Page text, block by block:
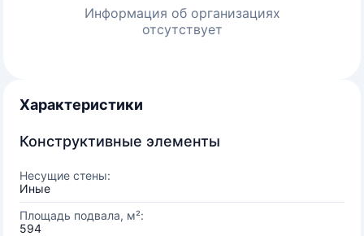
Информация об организациях
отсутствует
Характеристики
Конструктивные элементы
Несущие стены:
Иные
Площадь подвала, м²:
594